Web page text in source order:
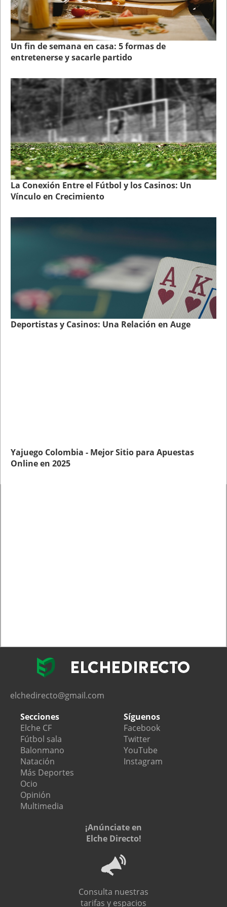
Un fin de semana en casa: 5 formas de
entretenerse y sacarle partido
La Conexión Entre el Fútbol y los Casinos: Un
Vínculo en Crecimiento
Deportistas y Casinos: Una Relación en Auge
Yajuego Colombia - Mejor Sitio para Apuestas
Online en 2025
elchedirecto@gmail.com
Secciones
Elche CF
Fútbol sala
Balonmano
Natación
Más Deportes
Ocio
Opinión
Multimedia
Síguenos
Facebook
Twitter
YouTube
Instagram
¡Anúnciate en
Elche Directo!
Consulta nuestras
tarifas y espacios